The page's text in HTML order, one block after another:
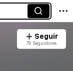
Seguir
79 Seguidores